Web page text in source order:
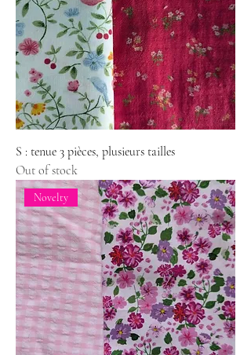
S : tenue 3 pièces, plusieurs tailles
Out of stock
Novelty